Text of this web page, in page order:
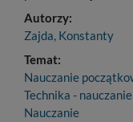
Autorzy:
Zajda, Konstanty
Temat:
Nauczanie
Technika -
Nauczanie